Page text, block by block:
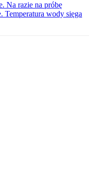
Na razie na próbę
Temperatura wody sięga